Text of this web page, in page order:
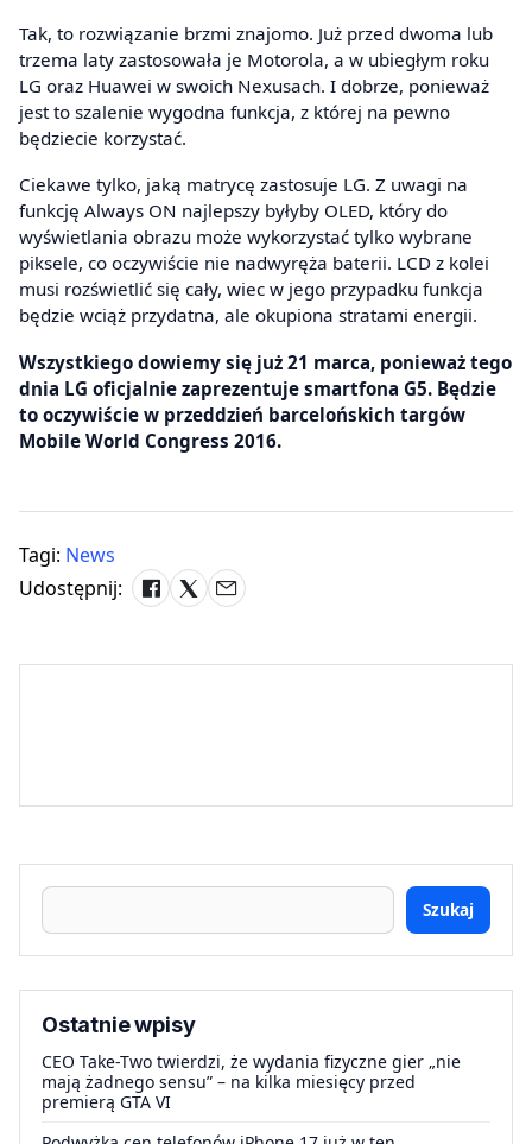
Tak, to rozwiązanie brzmi znajomo. Już przed dwoma lub
trzema laty zastosowała je Motorola, a w ubiegłym roku
LG oraz Huawei w swoich Nexusach. I dobrze, ponieważ
jest to szalenie wygodna funkcja, z której na pewno
będziecie korzystać.
Ciekawe tylko, jaką matrycę zastosuje LG. Z uwagi na
funkcję Always ON najlepszy byłyby OLED, który do
wyświetlania obrazu może wykorzystać tylko wybrane
piksele, co oczywiście nie nadwyręża baterii. LCD z kolei
musi rozświetlić się cały, wiec w jego przypadku funkcja
będzie wciąż przydatna, ale okupiona stratami energii.
Wszystkiego dowiemy się już 21 marca, ponieważ tego
dnia LG oficjalnie zaprezentuje smartfona G5. Będzie
to oczywiście w przeddzień barcelońskich targów
Mobile World Congress 2016.
Tagi: News
Udostępnij:
Szukaj
Ostatnie wpisy
CEO Take-Two twierdzi, że wydania fizyczne gier „nie
mają żadnego sensu” – na kilka miesięcy przed
premierą GTA VI